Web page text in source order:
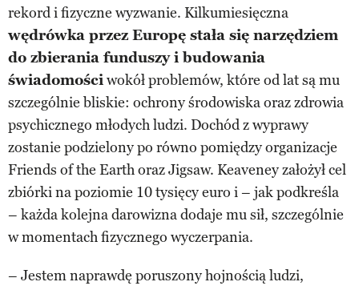
rekord i fizyczne wyzwanie. Kilkumiesięczna
wędrówka przez Europę stała się narzędziem
do zbierania funduszy i budowania
świadomościwokół problemów, które od lat są mu
szczególnie bliskie: ochrony środowiska oraz zdrowia
psychicznego młodych ludzi. Dochód z wyprawy
zostanie podzielony po równo pomiędzy organizacje
Friends of the Earth oraz Jigsaw. Keaveney założył cel
zbiórki na poziomie 10 tysięcy euro i – jak podkreśla
– każda kolejna darowizna dodaje mu sił, szczególnie
w momentach fizycznego wyczerpania.
– Jestem naprawdę poruszony hojnością ludzi,